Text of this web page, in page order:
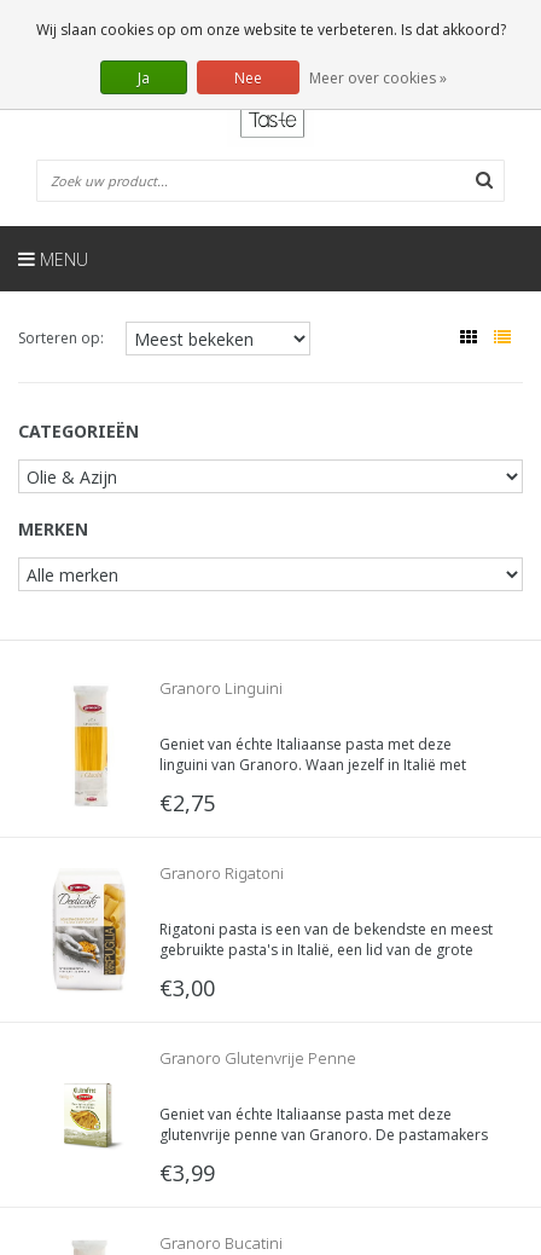
0 Artikelen
NL
MENU
Sorteren op:
CATEGORIEËN
MERKEN
Granoro Linguini
Geniet van échte Italiaanse pasta met deze
linguini van Granoro. Waan jezelf in Italië met
durumtarwe. Ideaal om bijvoorbeeld pasta
€2,75
Granoro Rigatoni
Rigatoni pasta is een van de bekendste en meest
gebruikte pasta's in Italië, een lid van de grote
behoort. Ze hebben een geribbelde buitenkant
€3,00
Granoro Glutenvrije Penne
Geniet van échte Italiaanse pasta met deze
glutenvrije penne van Granoro. De pastamakers
glutenvrije pasta die er te vinden is, deze penne
€3,99
Granoro Bucatini
Wij slaan cookies op om onze website te verbeteren. Is dat akkoord?
Ja Nee Meer over cookies »